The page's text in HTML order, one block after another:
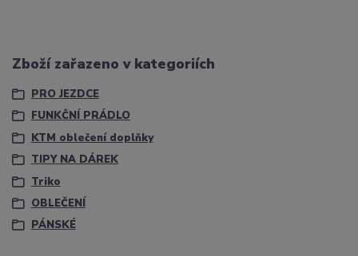
Zboží zařazeno v kategoriích
PRO JEZDCE
FUNKČNÍ PRÁDLO
KTM oblečení doplňky
TIPY NA DÁREK
Triko
OBLEČENÍ
PÁNSKÉ